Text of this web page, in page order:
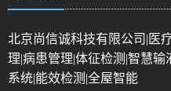
北京尚信诚科技有限公司|医
理|病患管理|体征检测|智慧
系统|能效检测|全屋智能